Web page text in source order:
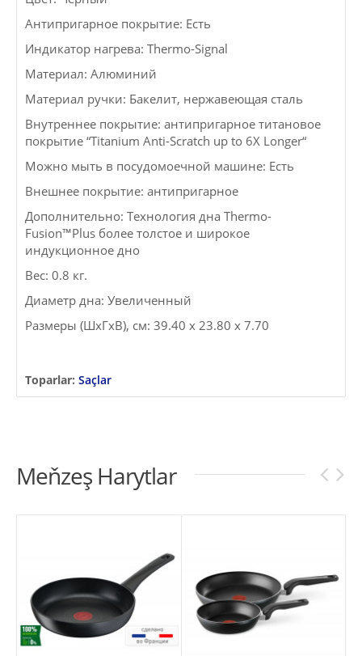
Антипригарное покрытие: Есть
Индикатор нагрева: Thermo-Signal
Материал: Алюминий
Материал ручки: Бакелит, нержавеющая сталь
Внутреннее покрытие: антипригарное титановое
покрытие “Titanium Anti-Scratch up to 6X Longer“
Можно мыть в посудомоечной машине: Есть
Внешнее покрытие: антипригарное
Дополнительно: Технология дна Thermo-
Fusion™Plus более толстое и широкое
индукционное дно
Вес: 0.8 кг.
Диаметр дна: Увеличенный
Размеры (ШxГxВ), см: 39.40 x 23.80 x 7.70
Toparlar: Saçlar
Meňzeş Harytlar